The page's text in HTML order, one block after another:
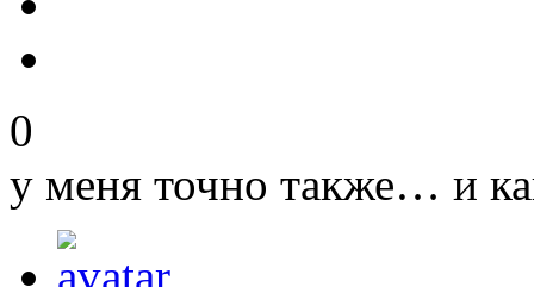
0
у меня точно также… и